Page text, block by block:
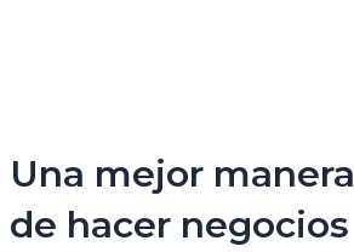
Una mejor manera
de hacer negocios